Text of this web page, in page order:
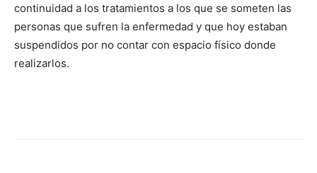
continuidad a los tratamientos a los que se someten las
personas que sufren la enfermedad y que hoy estaban
suspendidos por no contar con espacio físico donde
realizarlos.